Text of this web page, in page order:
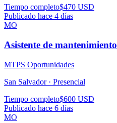
Tiempo completo$470 USD
Publicado hace 4 días
MO
Asistente de mantenimiento
MTPS Oportunidades
San Salvador · Presencial
Tiempo completo$600 USD
Publicado hace 6 días
MO